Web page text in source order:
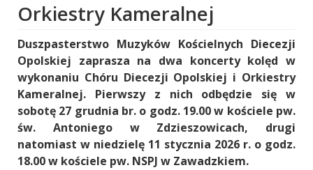
Orkiestry Kameralnej
Duszpasterstwo Muzyków Kościelnych Diecezji
Opolskiej zaprasza na dwa koncerty kolęd w
wykonaniu Chóru Diecezji Opolskiej i Orkiestry
Kameralnej. Pierwszy z nich odbędzie się w
sobotę 27 grudnia br. o godz. 19.00 w kościele pw.
św. Antoniego w Zdzieszowicach, drugi
natomiast w niedzielę 11 stycznia 2026 r. o godz.
18.00 w kościele pw. NSPJ w Zawadzkiem.